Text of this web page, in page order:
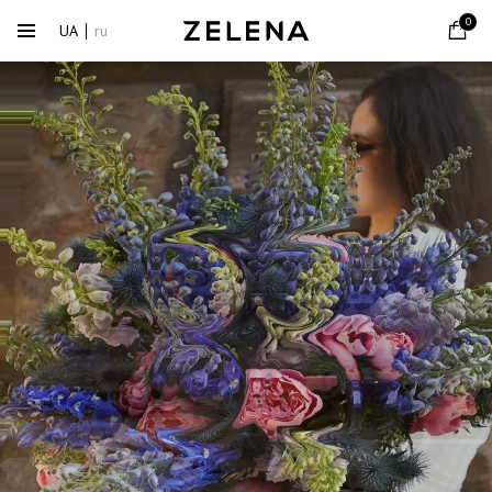
UA ru 0
Сервірування
столу
Детальніше